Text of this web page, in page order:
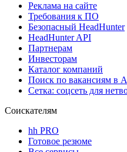
Реклама на сайте
Требования к ПО
Безопасный HeadHunter
HeadHunter API
Партнерам
Инвесторам
Каталог компаний
Поиск по вакансиям в
Сетка: соцсеть для
Соискателям
hh PRO
Готовое резюме